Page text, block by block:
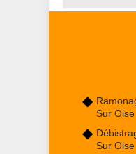
Sur Oise
Sur Oise